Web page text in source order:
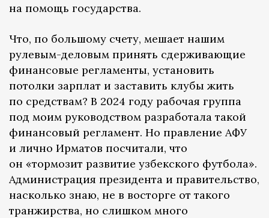
на помощь государства.
Что, по большому счету, мешает нашим
рулевым-деловым принять сдерживающие
финансовые регламенты, установить
потолки зарплат и заставить клубы жить
по средствам? В 2024 году рабочая группа
под моим руководством разработала такой
финансовый регламент. Но правление АФУ
и лично Ирматов посчитали, что
он «тормозит развитие узбекского футбола».
Администрация президента и правительство,
насколько знаю, не в восторге от такого
транжирства, но слишком много